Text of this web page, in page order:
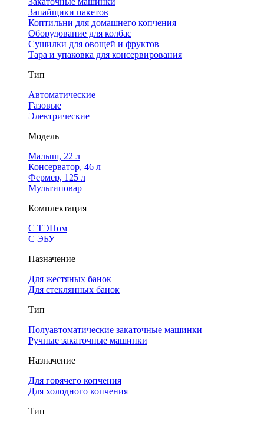
Запайщики пакетов
Коптильни для домашнего копчения
Оборудование для колбас
Сушилки для овощей и фруктов
Тара и упаковка для консервирования
Тип
Автоматические
Газовые
Электрические
Модель
Малыш, 22 л
Консерватор, 46 л
Фермер, 125 л
Мультиповар
Комплектация
С ТЭНом
С ЭБУ
Назначение
Для жестяных банок
Для стеклянных банок
Тип
Полуавтоматические закаточные машинки
Ручные закаточные машинки
Назначение
Для горячего копчения
Для холодного копчения
Тип